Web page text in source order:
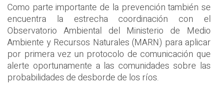
Como parte importante de la prevención también se
encuentra la estrecha coordinación con el
Observatorio Ambiental del Ministerio de Medio
Ambiente y Recursos Naturales (MARN) para aplicar
por primera vez un protocolo de comunicación que
alerte oportunamente a las comunidades sobre las
probabilidades de desborde de los ríos.